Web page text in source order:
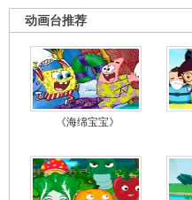
动画台推荐
《海绵宝宝》